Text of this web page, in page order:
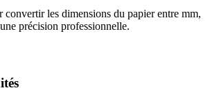
convertir les dimensions du papier entre mm,
précision professionnelle.